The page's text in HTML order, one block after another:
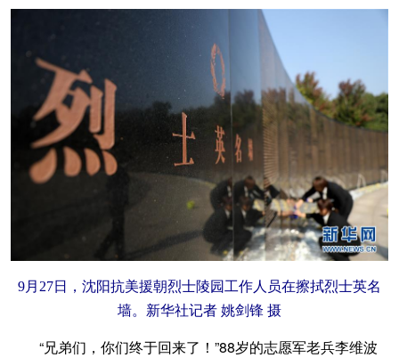
9月27日，沈阳抗美援朝烈士陵园工作人员在擦拭烈士英名
墙。新华社记者 姚剑锋 摄
“兄弟们，你们终于回来了！”88岁的志愿军老兵李维波